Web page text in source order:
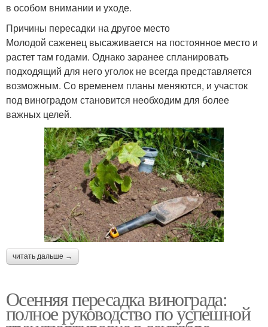
в особом внимании и уходе.
Причины пересадки на другое место
Молодой саженец высаживается на постоянное место и
растет там годами. Однако заранее спланировать
подходящий для него уголок не всегда представляется
возможным. Со временем планы меняются, и участок
под виноградом становится необходим для более
важных целей.
читать дальше →
Осенняя пересадка винограда:
полное руководство по успешной